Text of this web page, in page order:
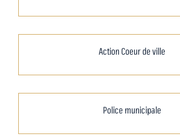
Action Coeur de ville
Police municipale